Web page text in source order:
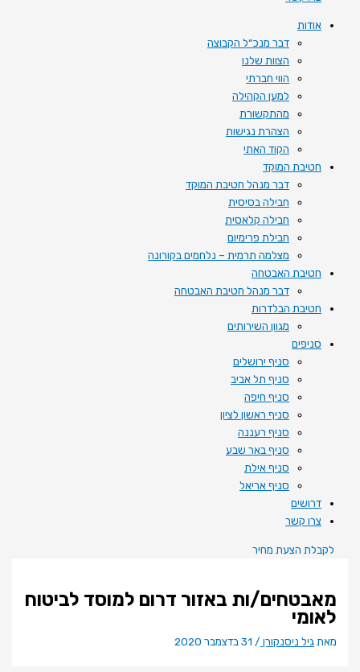
אודות
דבר מנכ״ל הקבוצה
הצוות שלנו
הווי חברתי
למען הקהילה
מהתקשורת
הצהרת נגישות
הקוד האתי
חטיבת המוקד
דבר מנהל חטיבת המוקד
חבילה בסיסית
חבילה קלאסית
חבילת פרימיום
מצלמה תרמית – נלחמים בקורונה
חטיבת האבטחה
דבר מנהל חטיבת האבטחה
חטיבת הבלדרות
מגוון השירותים
סניפים
סניף ירושלים
סניף תל אביב
סניף חיפה
סניף ראשון לציון
סניף רעננה
סניף באר שבע
סניף אילת
סניף אריאל
דרושים
צרו קשר
לקבלת הצעת מחיר
מאבטחים/ות באזור דרום למוסד לביטוח
לאומי
מאתגיל ניסנקורן / 31 בדצמבר 2020